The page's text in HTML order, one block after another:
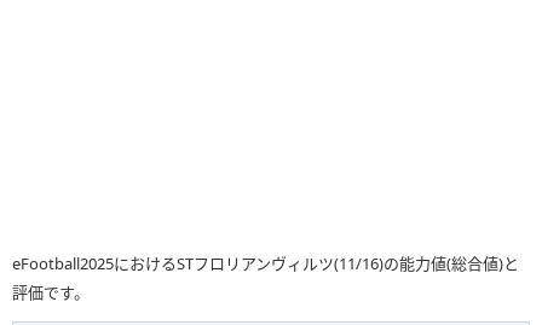
eFootball2025におけるSTフロリアンヴィルツ(11/16)の能力値(総合値)と
評価です。